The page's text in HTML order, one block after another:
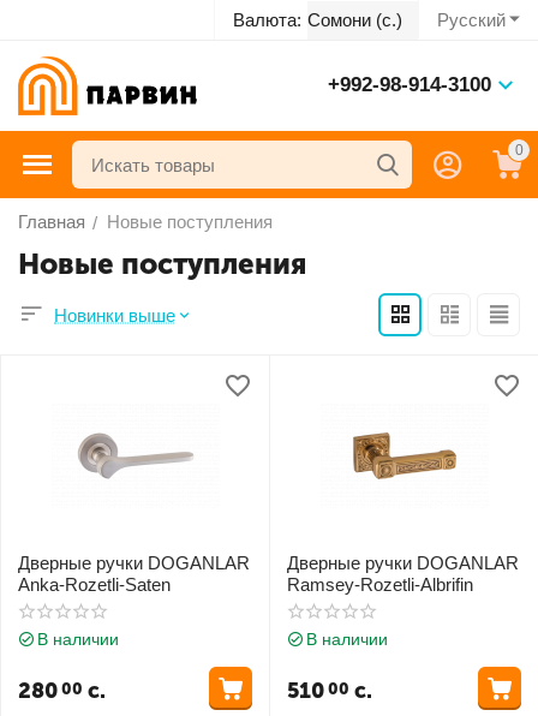
Русский
Валюта: Сомони (с.)
+992-98-914-3100
0
Главная / Новые поступления
Новые поступления
Новинки выше
Дверные ручки DOGANLAR
Anka-Rozetli-Saten
В наличии
28000 с.
Дверные ручки DOGANLAR
Ramsey-Rozetli-Albrifin
В наличии
51000 с.